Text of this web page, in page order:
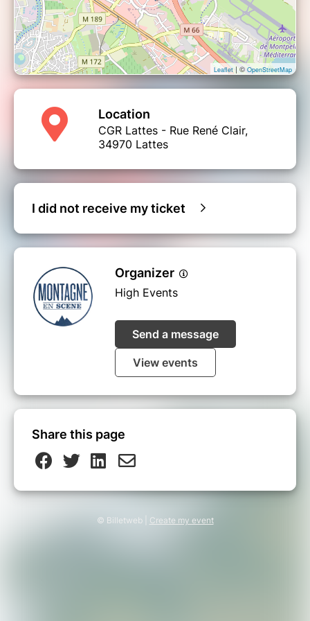
Leaflet | © OpenStreetMap
Location
CGR Lattes - Rue René Clair,
34970 Lattes
I did not receive my ticket
Organizer
High Events
Send a message
View events
Share this page
© Billetweb | Create my event